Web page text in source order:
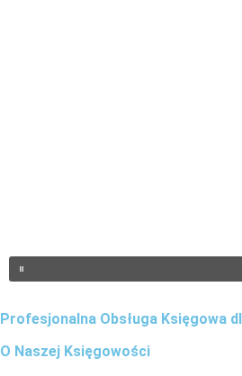
Profesjonalna Obsługa Księgowa
O Naszej Księgowości